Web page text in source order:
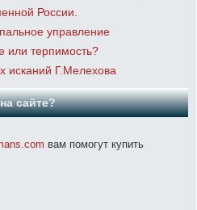
России.
управление
или терпимость?
исканий Г.Мелехова
сайте?
вам помогут купить